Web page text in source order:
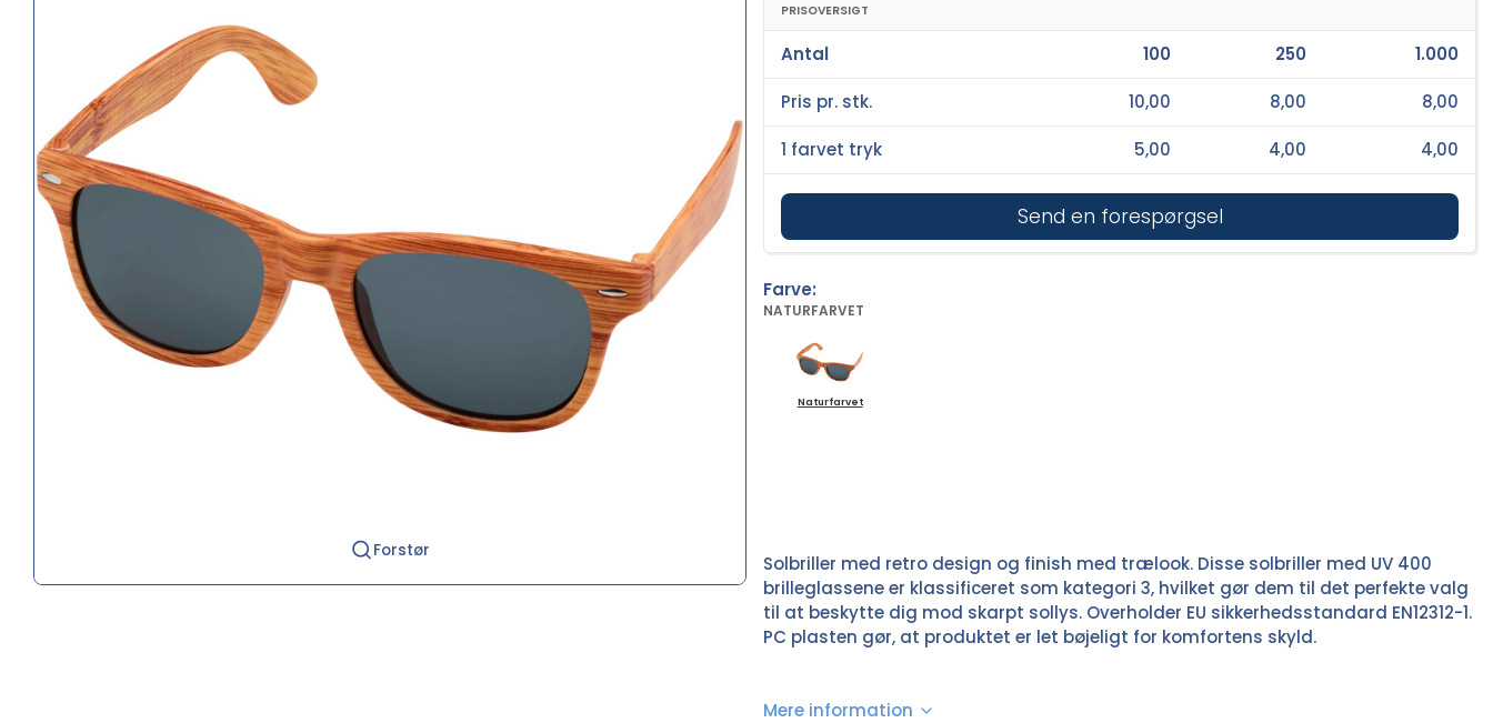
Forstør
PRISOVERSIGT
Send en forespørgsel
Antal 100 250 1.000
Pris pr. stk. 10,00 8,00 8,00
1 farvet tryk 5,00 4,00 4,00
Farve:
NATURFARVET
Naturfarvet
Solbriller med retro design og finish med trælook. Disse solbriller med UV 400
brilleglassene er klassificeret som kategori 3, hvilket gør dem til det perfekte valg
til at beskytte dig mod skarpt sollys. Overholder EU sikkerhedsstandard EN12312-1.
PC plasten gør, at produktet er let bøjeligt for komfortens skyld.
Mere information